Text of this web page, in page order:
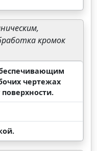
кромок
чертежах